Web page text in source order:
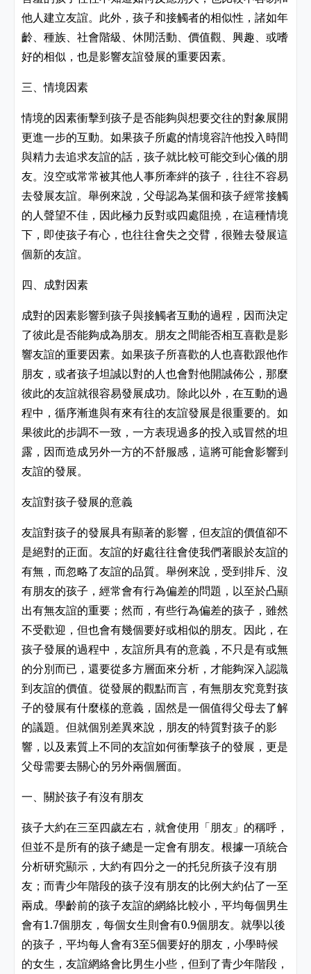
他人建立友誼。此外，孩子和接觸者的相似性，諸如年
齡、種族、社會階級、休閒活動、價值觀、興趣、或嗜
好的相似，也是影響友誼發展的重要因素。
三、情境因素
情境的因素衝擊到孩子是否能夠與想要交往的對象展開
更進一步的互動。如果孩子所處的情境容許他投入時間
與精力去追求友誼的話，孩子就比較可能交到心儀的朋
友。沒空或常常被其他人事所牽絆的孩子，往往不容易
去發展友誼。舉例來說，父母認為某個和孩子經常接觸
的人聲望不佳，因此極力反對或四處阻撓，在這種情境
下，即使孩子有心，也往往會失之交臂，很難去發展這
個新的友誼。
四、成對因素
成對的因素影響到孩子與接觸者互動的過程，因而決定
了彼此是否能夠成為朋友。朋友之間能否相互喜歡是影
響友誼的重要因素。如果孩子所喜歡的人也喜歡跟他作
朋友，或者孩子坦誠以對的人也會對他開誠佈公，那麼
彼此的友誼就很容易發展成功。除此以外，在互動的過
程中，循序漸進與有來有往的友誼發展是很重要的。如
果彼此的步調不一致，一方表現過多的投入或冒然的坦
露，因而造成另外一方的不舒服感，這將可能會影響到
友誼的發展。
友誼對孩子發展的意義
友誼對孩子的發展具有顯著的影響 ，但友誼的價值卻不
是絕對的正面。友誼的好處往往會使我們著眼於友誼的
有無，而忽略了友誼的品質。舉例來說，受到排斥、沒
有朋友的孩子，經常會有行為偏差的問題，以至於凸顯
出有無友誼的重要；然而，有些行為偏差的孩子，雖然
不受歡迎，但也會有幾個要好或相似的朋友。因此，在
孩子發展的過程中 ，友誼所具有的意義 ，不只是有或無
的分別而已，還要從多方層面來分析，才能夠深入認識
到友誼的價值。從發展的觀點而言，有無朋友究竟對孩
子的發展有什麼樣的意義，固然是一個值得父母去了解
的議題。但就個別差異來說，朋友的特質對孩子的影
響，以及素質上不同的友誼如何衝擊孩子的發展，更是
父母需要去關心的另外兩個層面。
一、關於孩子有沒有朋友
孩子大約在三至四歲左右 ，就會使用「朋友」的稱呼 ，
但並不是所有的孩子總是一定會有朋友。根據一項統合
分析研究顯示 ，大約有四分之一的托兒所孩子沒有朋
友；而青少年階段的孩子沒有朋友的比例大約佔了一至
兩成。學齡前的孩子友誼的網絡比較小，平均每個男生
會有1.7個朋友，每個女生則會有0.9個朋友。就學以後
的孩子，平均每人會有3至5個要好的朋友，小學時候
的女生，友誼網絡會比男生小些，但到了青少年階段，